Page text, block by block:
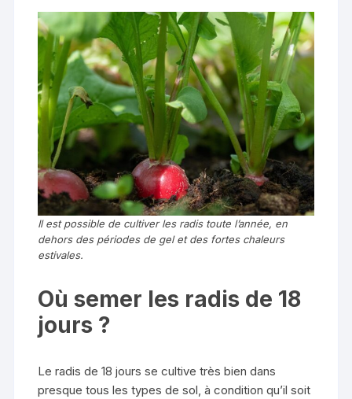
Il est possible de cultiver les radis toute l’année, en
dehors des périodes de gel et des fortes chaleurs
estivales.
Où semer les radis de 18
jours ?
Le radis de 18 jours se cultive très bien dans
presque tous les types de sol, à condition qu’il soit